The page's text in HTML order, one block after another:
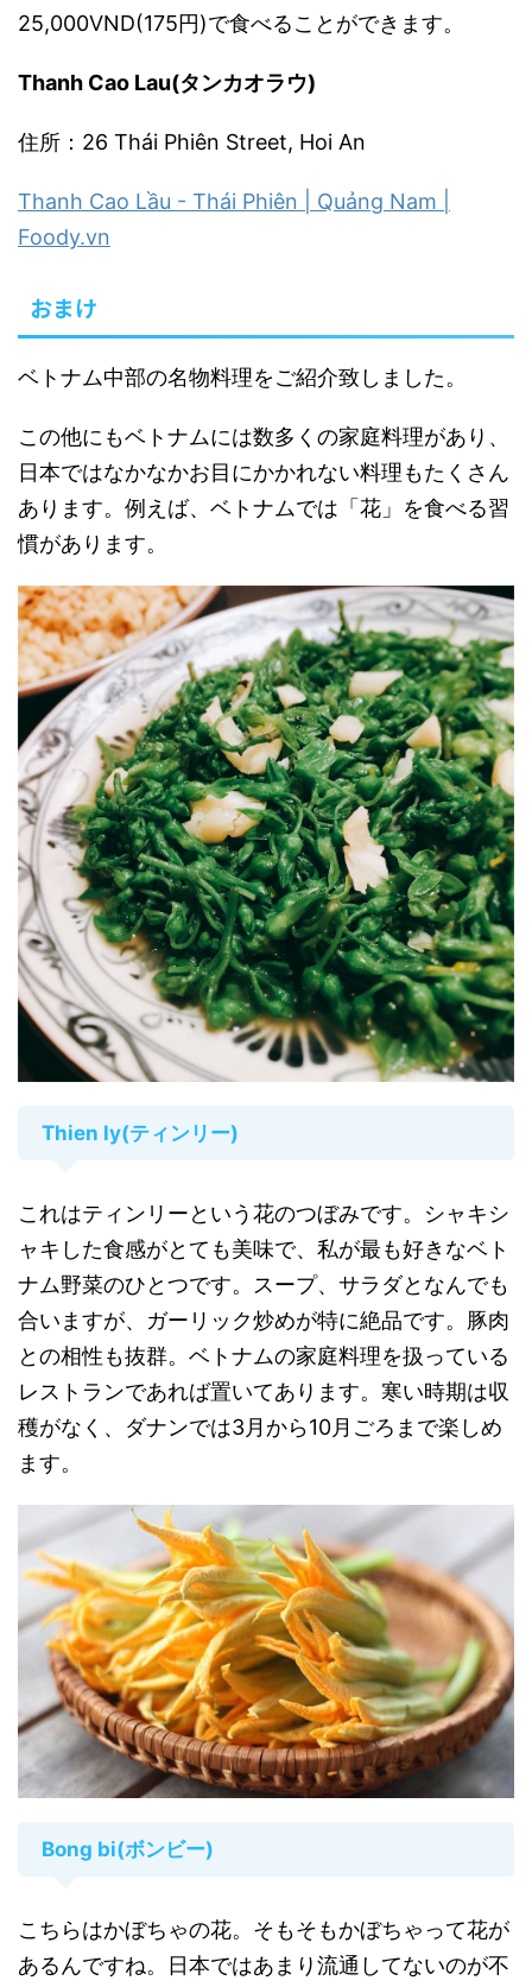
25,000VND(175円)で食べることができます。
Thanh Cao Lau(タンカオラウ)
住所：26 Thái Phiên Street, Hoi An
Thanh Cao Lầu - Thái Phiên | Quảng Nam |
Foody.vn
おまけ
ベトナム中部の名物料理をご紹介致しました。
この他にもベトナムには数多くの家庭料理があり、
日本ではなかなかお目にかかれない料理もたくさん
あります。例えば、ベトナムでは「花」を食べる習
慣があります。
Thien ly(ティンリー)
これはティンリーという花のつぼみです。シャキシ
ャキした食感がとても美味で、私が最も好きなベト
ナム野菜のひとつです。スープ、サラダとなんでも
合いますが、ガーリック炒めが特に絶品です。豚肉
との相性も抜群。ベトナムの家庭料理を扱っている
レストランであれば置いてあります。寒い時期は収
穫がなく、ダナンでは3月から10月ごろまで楽しめ
ます。
Bong bi(ボンビー)
こちらはかぼちゃの花。そもそもかぼちゃって花が
あるんですね。日本ではあまり流通してないのが不